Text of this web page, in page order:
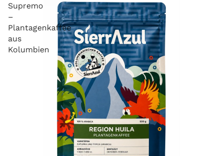
Supremo
–
Plantagenkaffee
aus
Kolumbien